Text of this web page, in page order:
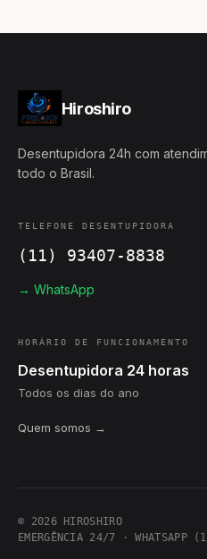
Hiroshiro
Desentupidora 24h com
todo o Brasil.
TELEFONE DESENTUPIDORA
(11) 93407-8838
→ WhatsApp
HORÁRIO DE FUNCIONAMENTO
Desentupidora 24 horas
Todos os dias do ano
Quem somos →
© 2026 HIROSHIRO
EMERGÊNCIA 24/7 · WHATSAPP